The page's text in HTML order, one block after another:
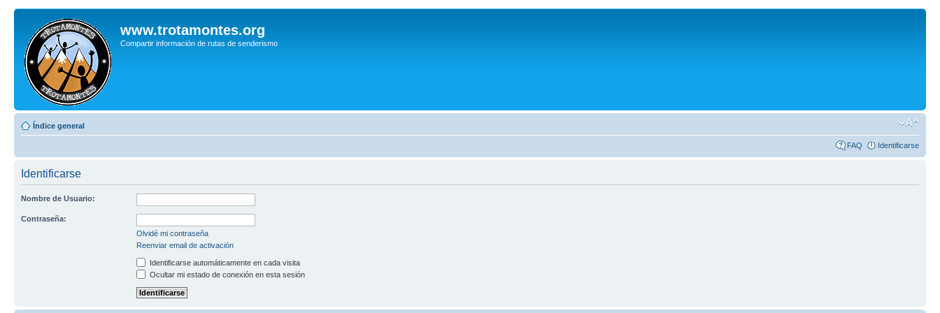
www.trotamontes.org
Compartir información de rutas de senderismo
Índice general
FAQ Identificarse
Identificarse
Nombre de Usuario:
Contraseña:
Olvidé mi contraseña
Reenviar email de activación
Identificarse automáticamente en cada visita
Ocultar mi estado de conexión en esta sesión